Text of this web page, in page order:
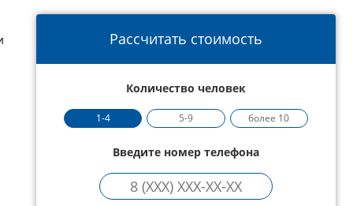
Рассчитать стоимость
Количество человек
1-4 5-9 более 10
Введите номер телефона